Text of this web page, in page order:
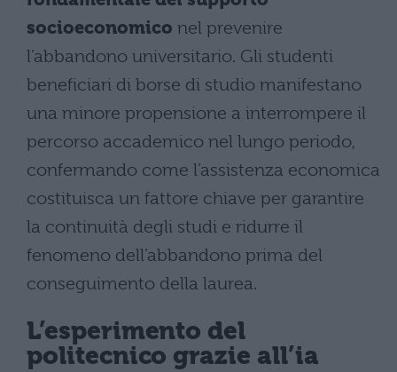
socioeconomico nel prevenire
l’abbandono universitario. Gli studenti
beneficiari di borse di studio manifestano
una minore propensione a interrompere il
percorso accademico nel lungo periodo,
confermando come l’assistenza economica
costituisca un fattore chiave per garantire
la continuità degli studi e ridurre il
fenomeno dell’abbandono prima del
conseguimento della laurea.
L’esperimento del
politecnico grazie all’ia